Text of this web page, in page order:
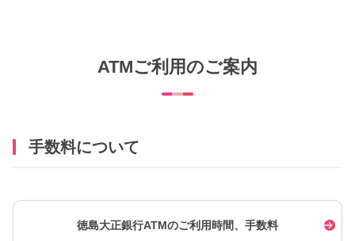
ATMご利用のご案内
手数料について
徳島大正銀行ATMのご利用時間、手数料